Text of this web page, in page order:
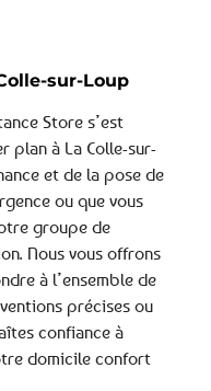
sur-Loup
Store s’est
plan à La Colle-sur-
et de la pose de
ou que vous
groupe de
Nous vous offrons
à l’ensemble de
précises ou
confiance à
domicile confort